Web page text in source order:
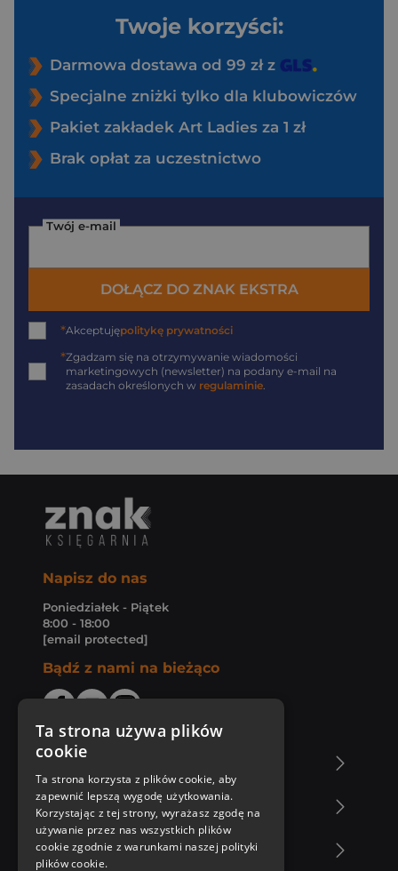
Twoje korzyści:
Darmowa dostawa od 99 zł z
Specjalne zniżki tylko dla klubowiczów
Pakiet zakładek Art Ladies za 1 zł
Brak opłat za uczestnictwo
Twój e-mail
DOŁĄCZ DO ZNAK EKSTRA
*Akceptujępolitykę prywatności
*Zgadzam się na otrzymywanie wiadomości
marketingowych (newsletter) na podany e-mail na
zasadach określonych w regulaminie.
Napisz do nas
Poniedziałek - Piątek
8:00 - 18:00
[email protected]
Bądź z nami na bieżąco
Zakupy u nas
Nasza oferta
Ta strona używa plików
cookie
Ta strona korzysta z plików cookie, aby
zapewnić lepszą wygodę użytkowania.
Korzystając z tej strony, wyrażasz zgodę na
używanie przez nas wszystkich plików
cookie zgodnie z warunkami naszej polityki
plików cookie.